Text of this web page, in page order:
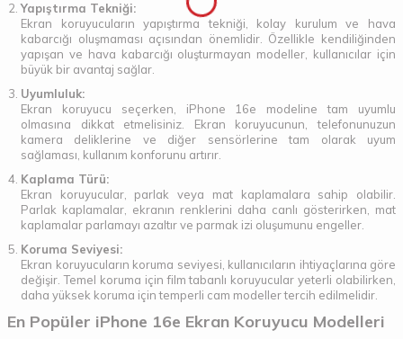
Yapıştırma Tekniği:
Ekran koruyucuların yapıştırma tekniği, kolay kurulum ve hava
kabarcığı oluşmaması açısından önemlidir. Özellikle kendiliğinden
yapışan ve hava kabarcığı oluşturmayan modeller, kullanıcılar için
büyük bir avantaj sağlar.
Uyumluluk:
Ekran koruyucu seçerken, iPhone 16e modeline tam uyumlu
olmasına dikkat etmelisiniz. Ekran koruyucunun, telefonunuzun
kamera deliklerine ve diğer sensörlerine tam olarak uyum
sağlaması, kullanım konforunu artırır.
Kaplama Türü:
Ekran koruyucular, parlak veya mat kaplamalara sahip olabilir.
Parlak kaplamalar, ekranın renklerini daha canlı gösterirken, mat
kaplamalar parlamayı azaltır ve parmak izi oluşumunu engeller.
Koruma Seviyesi:
Ekran koruyucuların koruma seviyesi, kullanıcıların ihtiyaçlarına göre
değişir. Temel koruma için film tabanlı koruyucular yeterli olabilirken,
daha yüksek koruma için temperli cam modeller tercih edilmelidir.
En Popüler iPhone 16e Ekran Koruyucu Modelleri